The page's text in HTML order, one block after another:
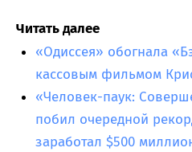
Читать далее
«Одиссея» обогнала
кассовым фильмом
«Человек-паук:
побил очередной
заработал $500